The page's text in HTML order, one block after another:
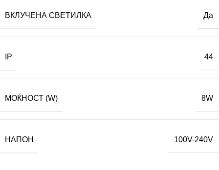
ВКЛУЧЕНА СВЕТИЛКА Да
IP 44
МОЌНОСТ (W) 8W
НАПОН 100V-240V